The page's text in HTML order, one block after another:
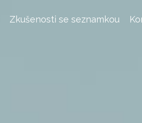
Zkušenosti se seznamkou